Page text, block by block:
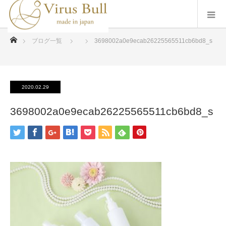
ブログ一覧 3698002a0e9ecab26225565511cb6bd8_s
2020.02.29
3698002a0e9ecab26225565511cb6bd8_s